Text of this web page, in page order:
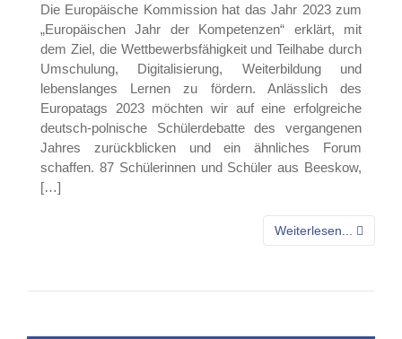
Die Europäische Kommission hat das Jahr 2023 zum
„Europäischen Jahr der Kompetenzen“ erklärt, mit
dem Ziel, die Wettbewerbsfähigkeit und Teilhabe durch
Umschulung, Digitalisierung, Weiterbildung und
lebenslanges Lernen zu fördern. Anlässlich des
Europatags 2023 möchten wir auf eine erfolgreiche
deutsch-polnische Schülerdebatte des vergangenen
Jahres zurückblicken und ein ähnliches Forum
schaffen. 87 Schülerinnen und Schüler aus Beeskow,
[…]
Weiterlesen...